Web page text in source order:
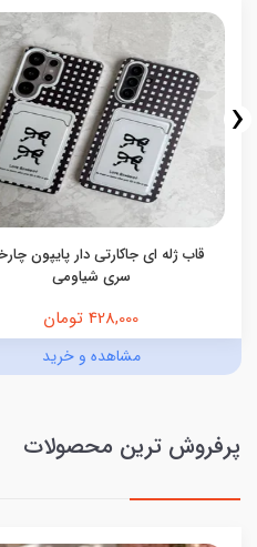
قاب ژله ای جاکارتی دار پایپون
سری شیاومی
428,000 تومان
مشاهده و خرید
‹
پرفروش ترین محصولات